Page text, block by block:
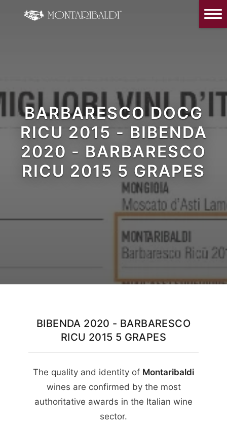
BARBARESCO DOCG
RICU 2015 - BIBENDA
2020 - BARBARESCO
RICU 2015 5 GRAPES
BIBENDA 2020 - BARBARESCO
RICU 2015 5 GRAPES
The quality and identity of Montaribaldi
wines are confirmed by the most
authoritative awards in the Italian wine
sector.
IT EN
Reviews
Our wines
News and Events
Contacts